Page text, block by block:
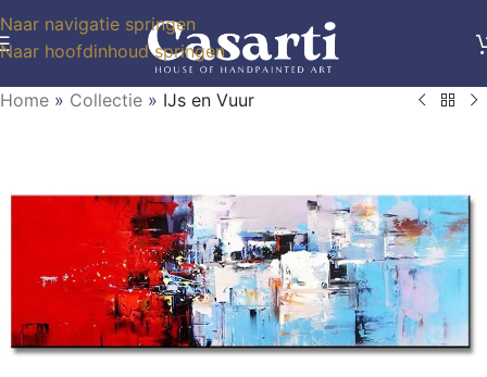
Naar navigatie springen
Naar hoofdinhoud springen
Home » Collectie » IJs en Vuur